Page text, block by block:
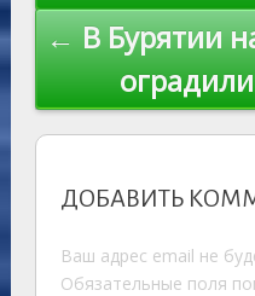
← В Бурятии
ДОБАВИТЬ
Ваш адрес email не
Обязательные поля